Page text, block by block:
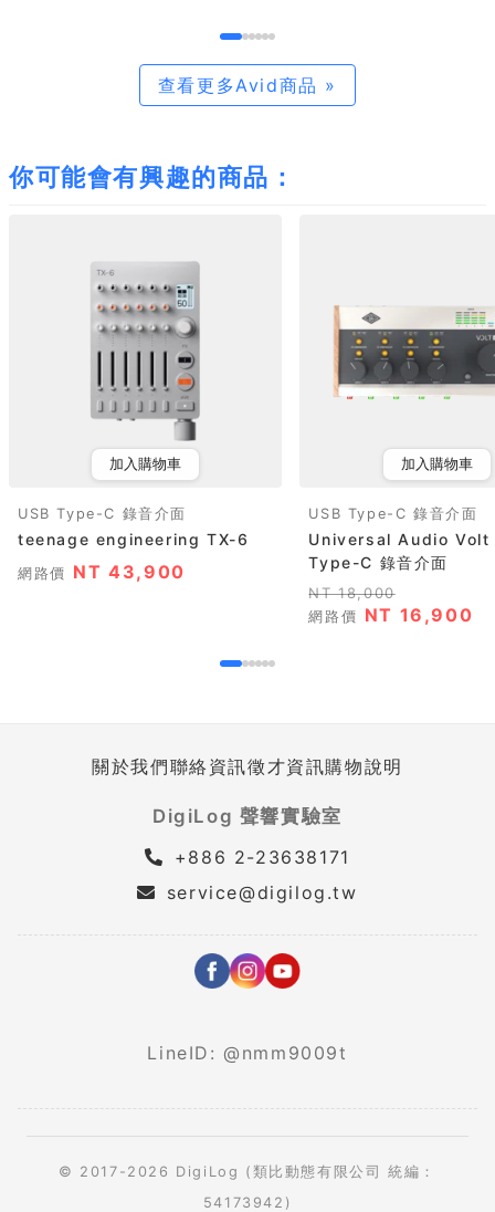
查看更多Avid商品 »
你可能會有興趣的商品：
加入購物車
USB Type-C 錄音介面
teenage engineering TX-6
網路價 NT 43,900
加入購物車
USB Type-C 錄音介面
Universal Audio Volt
Type-C 錄音介面
NT 18,000
網路價 NT 16,900
關於我們聯絡資訊徵才資訊購物說明
DigiLog 聲響實驗室
+886 2-23638171
service@digilog.tw
LineID: @nmm9009t